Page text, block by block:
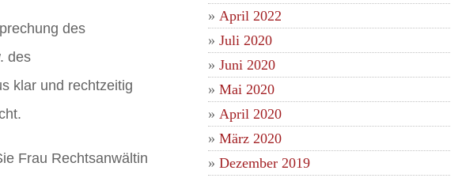
des
des
klar und rechtzeitig
Frau Rechtsanwältin
April 2022
Juli 2020
Juni 2020
Mai 2020
April 2020
März 2020
Dezember 2019